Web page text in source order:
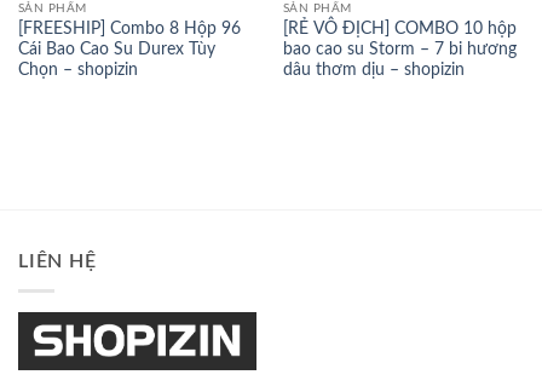
SẢN PHẨM
[FREESHIP] Combo 8 Hộp 96
Cái Bao Cao Su Durex Tùy
Chọn – shopizin
SẢN PHẨM
[RẺ VÔ ĐỊCH] COMBO 10 hộp
bao cao su Storm – 7 bi hương
dâu thơm dịu – shopizin
LIÊN HỆ